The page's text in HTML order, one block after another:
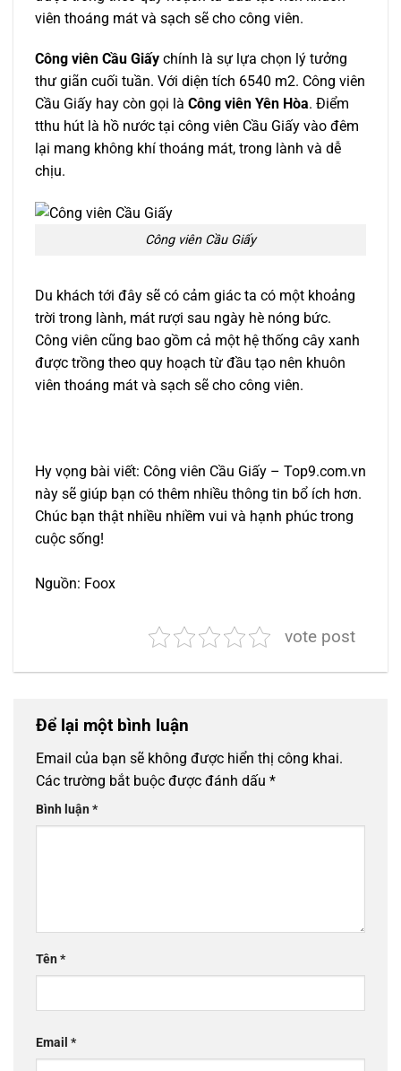
viên thoáng mát và sạch sẽ cho công viên.
Công viên Cầu Giấy chính là sự lựa chọn lý tưởng
thư giãn cuối tuần. Với diện tích 6540 m2. Công viên
Cầu Giấy hay còn gọi là Công viên Yên Hòa. Điểm
tthu hút là hồ nước tại công viên Cầu Giấy vào đêm
lại mang không khí thoáng mát, trong lành và dễ
chịu.
Công viên Cầu Giấy
Du khách tới đây sẽ có cảm giác ta có một khoảng
trời trong lành, mát rượi sau ngày hè nóng bức.
Công viên cũng bao gồm cả một hệ thống cây xanh
được trồng theo quy hoạch từ đầu tạo nên khuôn
viên thoáng mát và sạch sẽ cho công viên.
Hy vọng bài viết: Công viên Cầu Giấy – Top9.com.vn
này sẽ giúp bạn có thêm nhiều thông tin bổ ích hơn.
Chúc bạn thật nhiều nhiềm vui và hạnh phúc trong
cuộc sống!
Nguồn: Foox
vote post
Để lại một bình luận
Email của bạn sẽ không được hiển thị công khai.
Các trường bắt buộc được đánh dấu *
Bình luận*
Tên*
Email *